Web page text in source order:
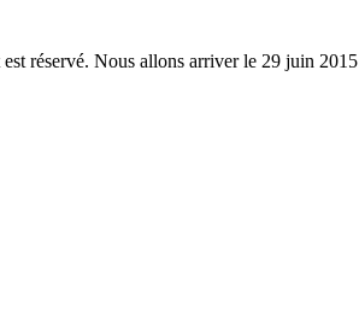
réservé. Nous allons arriver le 29 juin 2015